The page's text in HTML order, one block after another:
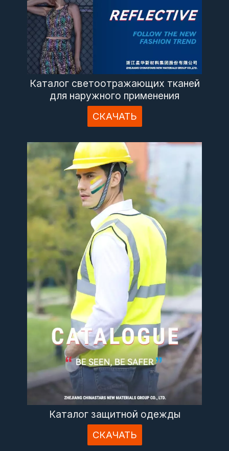
Каталог светоотражающих тканей
для наружного применения
СКАЧАТЬ
Каталог защитной одежды
СКАЧАТЬ